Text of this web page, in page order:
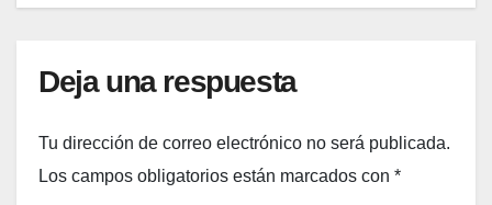
Deja una respuesta
Tu dirección de correo electrónico no será publicada.
Los campos obligatorios están marcados con *